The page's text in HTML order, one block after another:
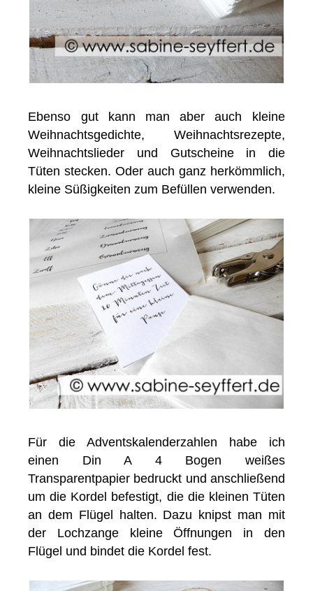
Ebenso gut kann man aber auch kleine
Weihnachtsgedichte, Weihnachtsrezepte,
Weihnachtslieder und Gutscheine in die
Tüten stecken. Oder auch ganz herkömmlich,
kleine Süßigkeiten zum Befüllen verwenden.
Für die Adventskalenderzahlen habe ich
einen Din A 4 Bogen weißes
Transparentpapier bedruckt und anschließend
um die Kordel befestigt, die die kleinen Tüten
an dem Flügel halten. Dazu knipst man mit
der Lochzange kleine Öffnungen in den
Flügel und bindet die Kordel fest.